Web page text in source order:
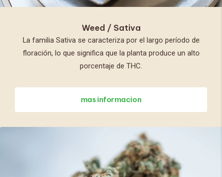
Weed / Sativa
La familia Sativa se caracteriza por el largo período de
floración, lo que significa que la planta produce un alto
porcentaje de THC.
mas informacion